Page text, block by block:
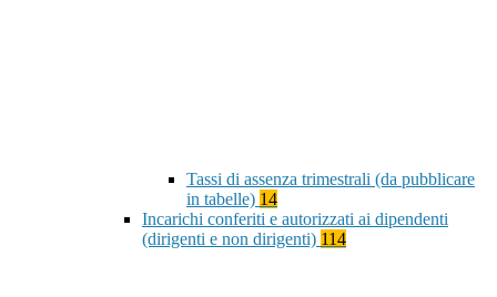
Tassi di assenza trimestrali (da pubblicare
in tabelle) 14
Incarichi conferiti e autorizzati ai dipendenti
(dirigenti e non dirigenti) 114